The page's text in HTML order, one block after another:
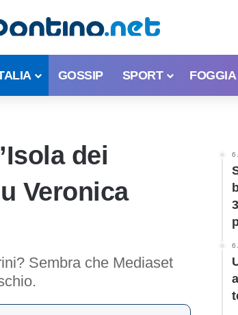
GOSSIP SPORT FOGGIA
dei
Veronica
Sembra che Mediaset
6
6